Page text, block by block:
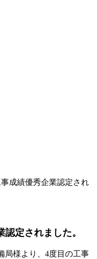
成績優秀企業認定され
定されました。
様より、4度目の工事